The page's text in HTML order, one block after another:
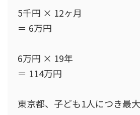
5千円 × 12ヶ月
＝ 6万円
6万円 × 19年
＝ 114万円
東京都、子ども1人につき最